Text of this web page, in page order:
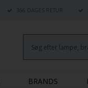
366 DAGES RETUR
BRANDS